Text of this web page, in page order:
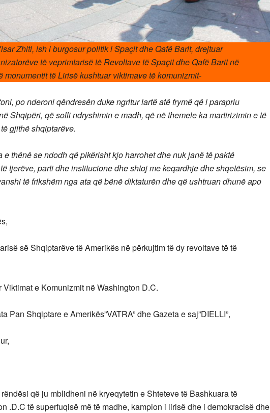
Zhiti, ish i burgosur politik i Spaçit dhe Qafë Barit, drejtuar
të veprimtarisë të Revoltave të Spaçit dhe Qafë Barit në
monumentit të Lirisë kushtuar viktimave të komunizmit-
po nderoni qëndresën duke ngritur lartë atë frymë që i parapriu
Shqipëri, që solli ndryshimin e madh, që në themele ka martirizimin e të
gjithë shqiptarëve.
thënë se ndodh që pikërisht kjo harrohet dhe nuk janë të paktë
tjerëve, parti dhe institucione dhe shtoj me keqardhje dhe shqetësim, se
të frikshëm nga ata që bënë diktaturën dhe që ushtruan dhunë apo
së Shqiptarëve të Amerikës në përkujtim të dy revoltave të të
e Komunizmit në Washington D.C.
Pan Shqiptare e Amerikës”VATRA” dhe Gazeta e saj”DIELLI”,
që ju mblidheni në kryeqytetin e Shteteve të Bashkuara të
.D.C të superfuqisë më të madhe, kampion i lirisë dhe i demokracisë dhe